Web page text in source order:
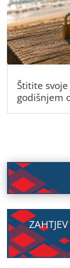
Štitite
godišnjem